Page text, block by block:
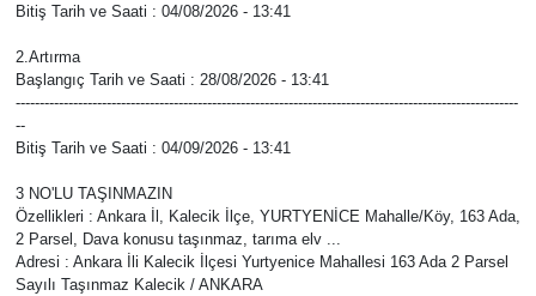
Bitiş Tarih ve Saati : 04/08/2026 - 13:41
2.Artırma
Başlangıç Tarih ve Saati : 28/08/2026 - 13:41
---------------------------------------------------------------------------------------------------------
--
Bitiş Tarih ve Saati : 04/09/2026 - 13:41
3 NO'LU TAŞINMAZIN
Özellikleri : Ankara İl, Kalecik İlçe, YURTYENİCE Mahalle/Köy, 163 Ada,
2 Parsel, Dava konusu taşınmaz, tarıma elv ...
Adresi : Ankara İli Kalecik İlçesi Yurtyenice Mahallesi 163 Ada 2 Parsel
Sayılı Taşınmaz Kalecik / ANKARA
Yaşam